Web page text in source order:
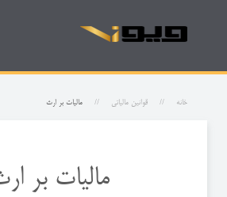
خانه قوانین مالیاتی مالیات بر ارث
مالیات بر